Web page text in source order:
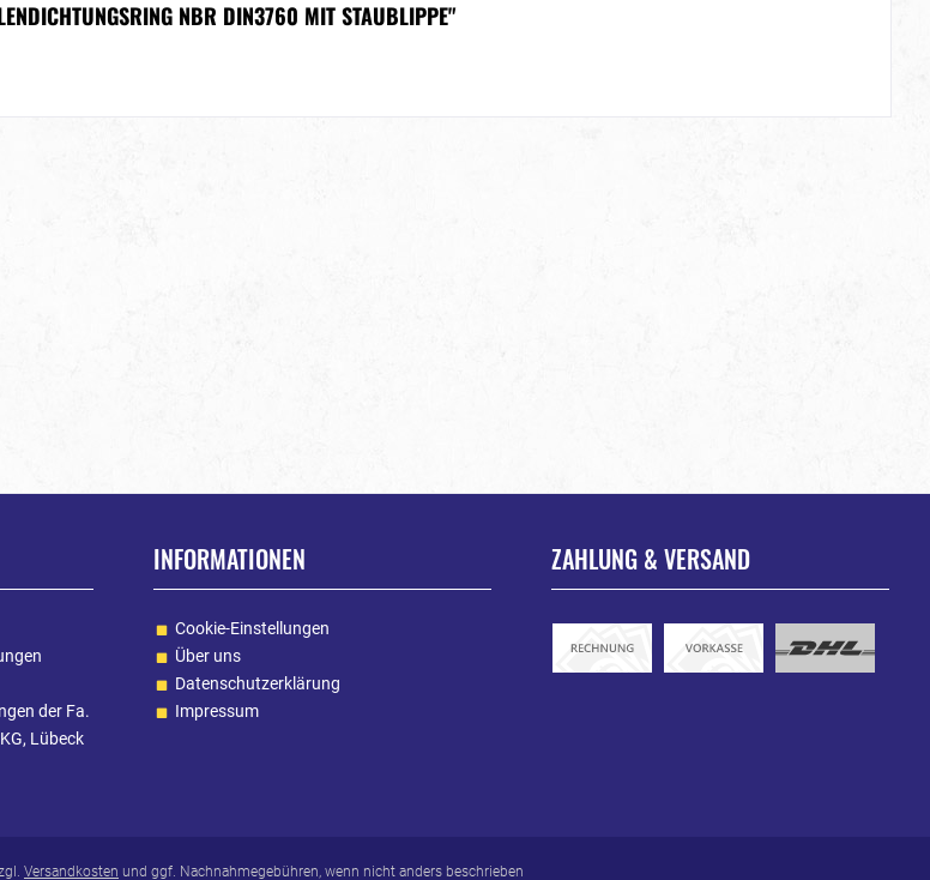
NBR DIN3760 MIT STAUBLIPPE"
der Fa.
Lübeck
INFORMATIONEN
Cookie-Einstellungen
Über uns
Datenschutzerklärung
Impressum
ZAHLUNG & VERSAND
Versandkosten und ggf. Nachnahmegebühren, wenn nicht anders beschrieben